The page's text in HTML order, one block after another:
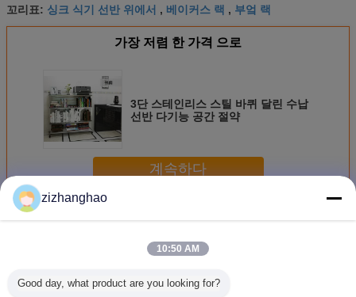
꼬리표: 싱크 식기 선반 위에서 , 베이커스 랙 , 부엌 랙
가장 저렴 한 가격 으로
3단 스테인리스 스틸 바퀴 달린 수납
선반 다기능 공간 절약
계속하다
더 많은 것
zizhanghao
10:50 AM
Good day, what product are you looking for?